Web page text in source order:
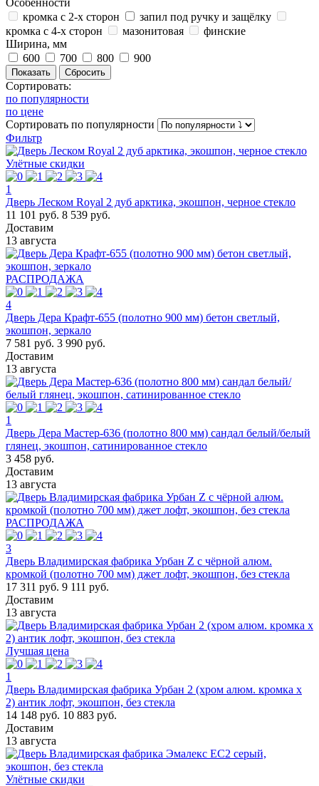
кромка с 2-х сторон
запил под ручку и защёлку
кромка с 4-х сторон
мазонитовая
финские
Ширина, мм
600
700 800 900
Сортировать:
по популярности
по цене
Сортировать по популярности
Фильтр
Улётные скидки
1
Дверь Леском Royal 2 дуб арктика, экошпон, черное стекло
11 101 руб. 8 539 руб.
Доставим
13 августа
РАСПРОДАЖА
4
Дверь Дера Крафт-655 (полотно 900 мм) бетон светлый,
экошпон, зеркало
7 581 руб. 3 990 руб.
Доставим
13 августа
1
Дверь Дера Мастер-636 (полотно 800 мм) сандал белый/белый
глянец, экошпон, сатинированное стекло
3 458 руб.
Доставим
13 августа
РАСПРОДАЖА
3
Дверь Владимирская фабрика Урбан Z с чёрной алюм.
кромкой (полотно 700 мм) джет лофт, экошпон, без стекла
17 311 руб. 9 111 руб.
Доставим
13 августа
Лучшая цена
1
Дверь Владимирская фабрика Урбан 2 (хром алюм. кромка х
2) антик лофт, экошпон, без стекла
14 148 руб. 10 883 руб.
Доставим
13 августа
Улётные скидки